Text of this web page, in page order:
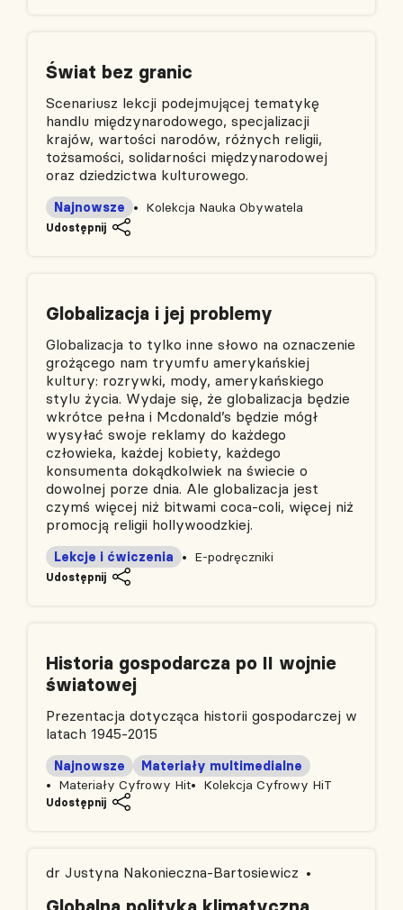
Świat bez granic
Scenariusz lekcji podejmującej tematykę
handlu międzynarodowego, specjalizacji
krajów, wartości narodów, różnych religii,
tożsamości, solidarności międzynarodowej
oraz dziedzictwa kulturowego.
Kolekcja Nauka Obywatela
Najnowsze
Udostępnij
Globalizacja i jej problemy
Globalizacja to tylko inne słowo na oznaczenie
grożącego nam tryumfu amerykańskiej
kultury: rozrywki, mody, amerykańskiego
stylu życia. Wydaje się, że globalizacja będzie
wkrótce pełna i Mcdonald’s będzie mógł
wysyłać swoje reklamy do każdego
człowieka, każdej kobiety, każdego
konsumenta dokądkolwiek na świecie o
dowolnej porze dnia. Ale globalizacja jest
czymś więcej niż bitwami coca‑coli, więcej niż
promocją religii hollywoodzkiej.
E-podręczniki
Lekcje i ćwiczenia
Udostępnij
Historia gospodarcza po II wojnie
światowej
Prezentacja dotycząca historii gospodarczej w
latach 1945-2015
Materiały Cyfrowy Hit
Najnowsze
Materiały multimedialne
Kolekcja Cyfrowy HiT
Udostępnij
dr Justyna Nakonieczna-Bartosiewicz